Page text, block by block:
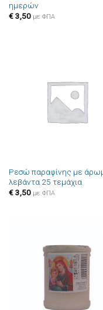
ημερών
€3,50 με ΦΠΑ
στην
Ρεσώ παραφίνης με
λεβάντα 25 τεμάχια
€3,50 με ΦΠΑ
στην